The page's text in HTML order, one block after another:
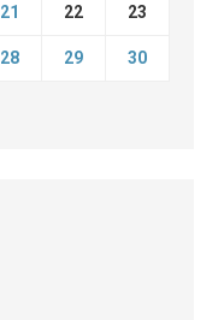
21 22 23
28 29 30